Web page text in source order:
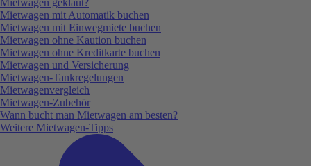
Mietwagen mit Automatik buchen
Mietwagen mit Einwegmiete buchen
Mietwagen ohne Kaution buchen
Mietwagen ohne Kreditkarte buchen
Mietwagen und Versicherung
Mietwagen-Tankregelungen
Mietwagenvergleich
Mietwagen-Zubehör
Wann bucht man Mietwagen am besten?
Weitere Mietwagen-Tipps